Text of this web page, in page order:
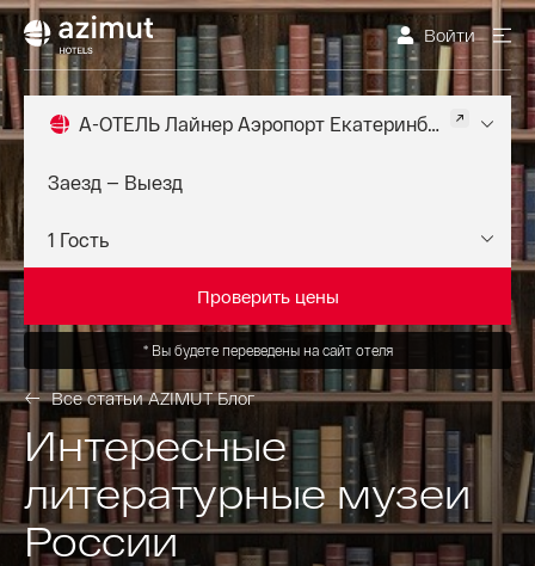
Войти
A-ОТЕЛЬ Лайнер Аэропорт Екатеринбург 3*
Проверить цены
* Вы будете переведены на сайт отеля
Все статьи AZIMUT Блог
Интересные
литературные музеи
России